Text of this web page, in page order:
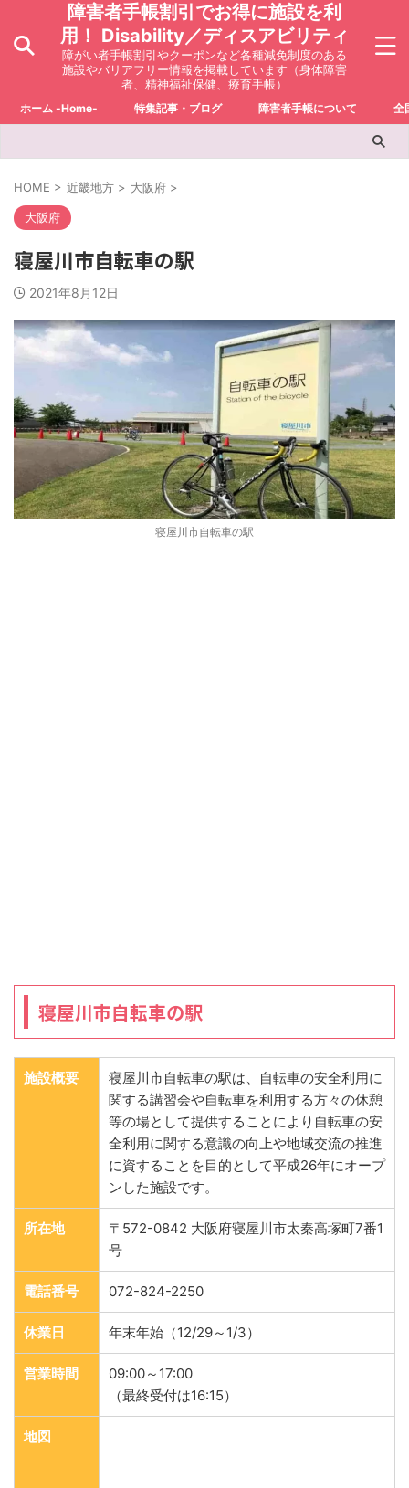
障害者手帳割引でお得に施設を利
用！ Disability／ディスアビリティ
障がい者手帳割引やクーポンなど各種減免制度のある
施設やバリアフリー情報を掲載しています（身体障害
者、精神福祉保健、療育手帳）
ホーム -Home- 特集記事・ブログ 障害者手帳について 全
HOME > 近畿地方 > 大阪府 >
大阪府
寝屋川市自転車の駅
2021年8月12日
寝屋川市自転車の駅
寝屋川市自転車の駅
施設概要
寝屋川市自転車の駅は、自転車の安全利用に
関する講習会や自転車を利用する方々の休憩
等の場として提供することにより自転車の安
全利用に関する意識の向上や地域交流の推進
に資することを目的として平成26年にオープ
ンした施設です。
所在地
〒572-0842 大阪府寝屋川市太秦高塚町7番1
号
電話番号 072-824-2250
休業日 年末年始（12/29～1/3）
営業時間
09:00～17:00
（最終受付は16:15）
地図